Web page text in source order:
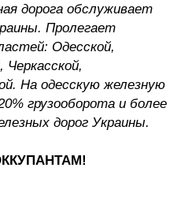
дорога обслуживает
Пролегает
Одесской,
Черкасской,
На одесскую железную
грузооборота и более
дорог Украины.